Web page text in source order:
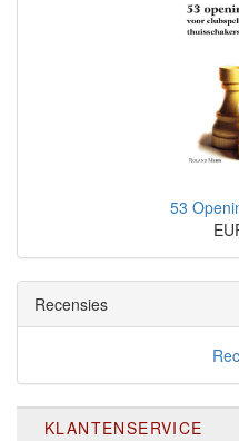
53
Recensies
KLANTENSERVICE